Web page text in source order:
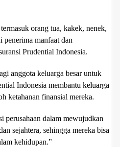
orang tua, kakek, nenek,
penerima manfaat dan
Prudential Indonesia.
anggota keluarga besar untuk
Indonesia membantu keluarga
ketahanan finansial mereka.
perusahaan dalam mewujudkan
sejahtera, sehingga mereka bisa
kehidupan.”